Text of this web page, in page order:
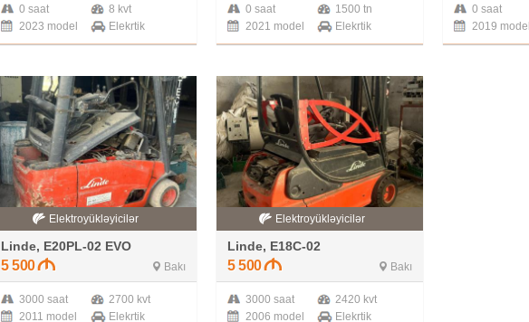
0 saat
8 kvt
2023 model
Elekrtik
0 saat
1500 tn
2021 model
Elekrtik
0 saat
2019 model
Elektroyükləyicilər
Linde, E20PL-02 EVO
5 500 Bakı
3000 saat
2700 kvt
2011 model
Elekrtik
Elektroyükləyicilər
Linde, E18C-02
5 500 Bakı
3000 saat
2420 kvt
2006 model
Elekrtik